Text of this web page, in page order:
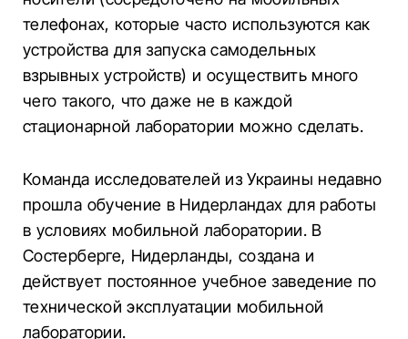
телефонах, которые часто используются как
устройства для запуска самодельных
взрывных устройств) и осуществить много
чего такого, что даже не в каждой
стационарной лаборатории можно сделать.
Команда исследователей из Украины недавно
прошла обучение в Нидерландах для работы
в условиях мобильной лаборатории. В
Состерберге, Нидерланды, создана и
действует постоянное учебное заведение по
технической эксплуатации мобильной
лаборатории.